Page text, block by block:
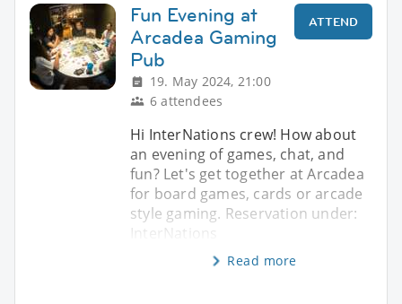
Fun Evening at
Arcadea Gaming
Pub
19. May 2024, 21:00
6 attendees
ATTEND
Hi InterNations crew! How about
an evening of games, chat, and
fun? Let's get together at Arcadea
for board games, cards or arcade
style gaming. Reservation under:
InterNations
Read more